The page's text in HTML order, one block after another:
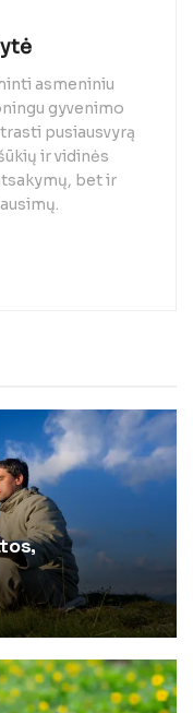
asmeniniu
gyvenimo
pusiausvyrą
ir vidinės
bet ir